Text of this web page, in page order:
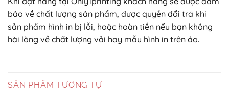
bảo về chất lượng sản phẩm, được quyền đổi trả khi
sản phẩm hình in bị lỗi, hoặc hoàn tiền nếu bạn không
hài lòng về chất lượng vải hay mẫu hình in trên áo.
SẢN PHẨM TƯƠNG TỰ